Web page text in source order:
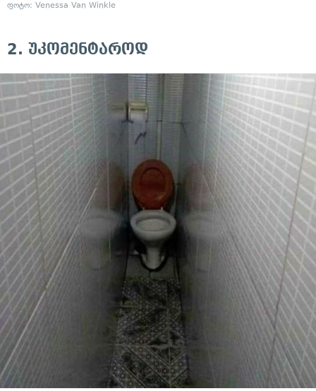
ფოტო: Venessa Van Winkle
2. უკომენტაროდ